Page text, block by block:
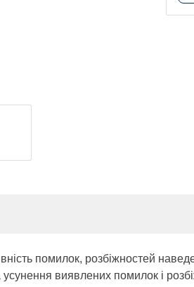
помилок, розбіжностей
виявлених помилок і